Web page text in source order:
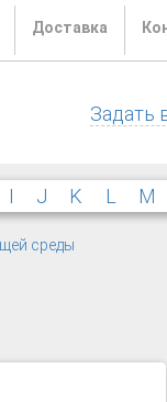
Доставка
Задать
I J K L M
среды